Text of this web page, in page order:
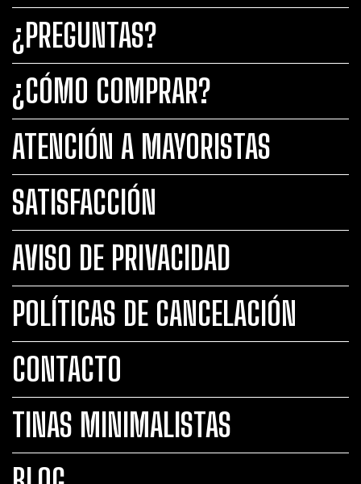
¿PREGUNTAS?
¿CÓMO COMPRAR?
ATENCIÓN A MAYORISTAS
SATISFACCIÓN
AVISO DE PRIVACIDAD
POLÍTICAS DE CANCELACIÓN
CONTACTO
TINAS MINIMALISTAS